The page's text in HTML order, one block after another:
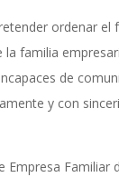
ordenar el
la familia
de
y con
Empresa Familiar